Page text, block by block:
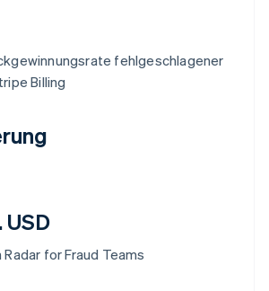
fehlgeschlagener
Billing
USD
for Fraud Teams